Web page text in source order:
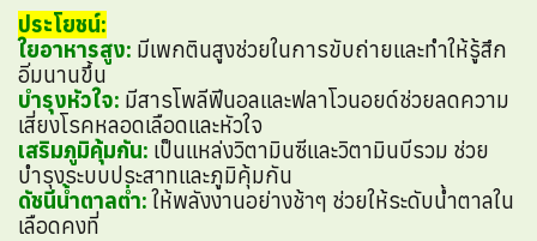
ประโยชน์:
ใยอาหารสูง: มีเพกตินสูงช่วยในการขับถ่ายและทำให้รู้สึก
อิ่มนานขึ้น
บำรุงหัวใจ: มีสารโพลีฟีนอลและฟลาโวนอยด์ช่วยลดความ
เสี่ยงโรคหลอดเลือดและหัวใจ
เสริมภูมิคุ้มกัน: เป็นแหล่งวิตามินซีและวิตามินบีรวม ช่วย
บำรุงระบบประสาทและภูมิคุ้มกัน
ดัชนีน้ำตาลต่ำ:ให้พลังงานอย่างช้าๆ ช่วยให้ระดับน้ำตาลใน
เลือดคงที่